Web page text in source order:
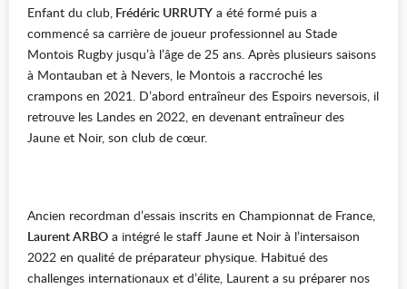
Enfant du club, Frédéric URRUTY a été formé puis a
commencé sa carrière de joueur professionnel au Stade
Montois Rugby jusqu’à l’âge de 25 ans. Après plusieurs saisons
à Montauban et à Nevers, le Montois a raccroché les
crampons en 2021. D’abord entraîneur des Espoirs neversois, il
retrouve les Landes en 2022, en devenant entraîneur des
Jaune et Noir, son club de cœur.
Ancien recordman d’essais inscrits en Championnat de France,
Laurent ARBO a intégré le staff Jaune et Noir à l’intersaison
2022 en qualité de préparateur physique. Habitué des
challenges internationaux et d’élite, Laurent a su préparer nos